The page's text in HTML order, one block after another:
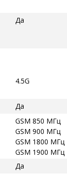
Да
4.5G
Да
GSM 850 МГц
GSM 900 МГц
GSM 1800 МГц
GSM 1900 МГц
Да